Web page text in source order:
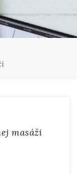
masáži